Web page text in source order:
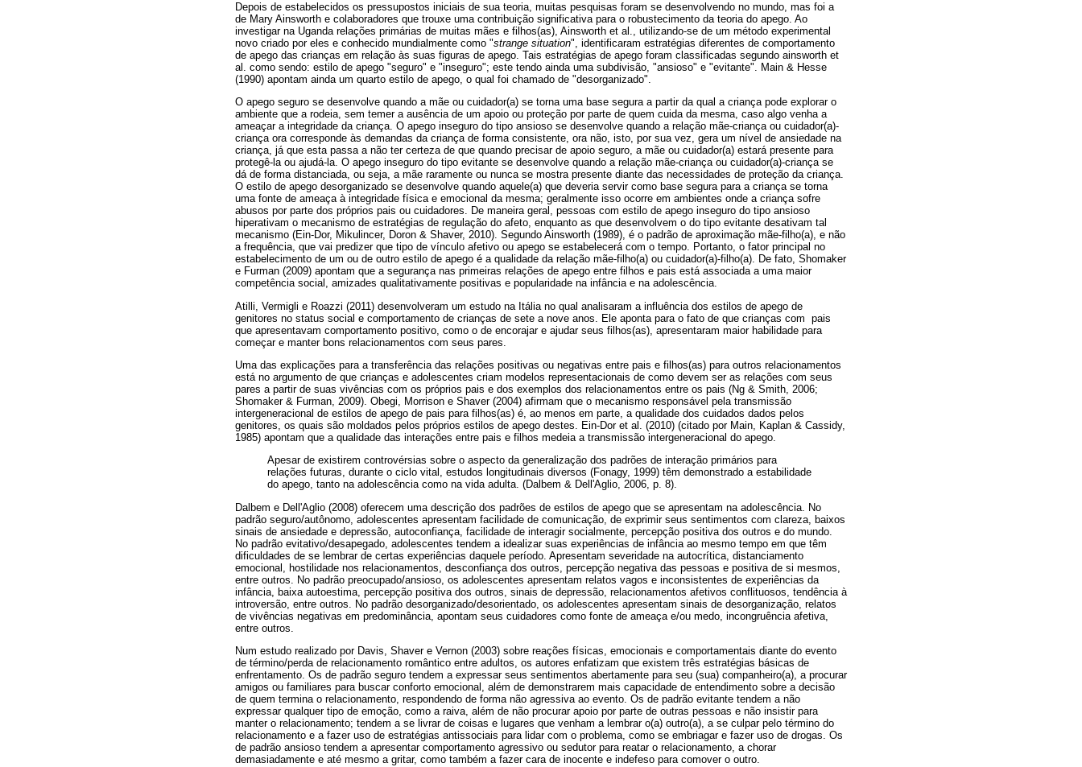
Depois de estabelecidos os pressupostos iniciais de sua teoria, muitas pesquisas foram se desenvolvendo no mundo, mas foi a
de Mary Ainsworth e colaboradores que trouxe uma contribuição significativa para o robustecimento da teoria do apego. Ao
investigar na Uganda relações primárias de muitas mães e filhos(as), Ainsworth et al., utilizando-se de um método experimental
novo criado por eles e conhecido mundialmente como "strange situation", identificaram estratégias diferentes de comportamento
de apego das crianças em relação às suas figuras de apego. Tais estratégias de apego foram classificadas segundo ainsworth et
al. como sendo: estilo de apego "seguro" e "inseguro"; este tendo ainda uma subdivisão, "ansioso" e "evitante". Main & Hesse
(1990) apontam ainda um quarto estilo de apego, o qual foi chamado de "desorganizado".
O apego seguro se desenvolve quando a mãe ou cuidador(a) se torna uma base segura a partir da qual a criança pode explorar o
ambiente que a rodeia, sem temer a ausência de um apoio ou proteção por parte de quem cuida da mesma, caso algo venha a
ameaçar a integridade da criança. O apego inseguro do tipo ansioso se desenvolve quando a relação mãe-criança ou cuidador(a)-
criança ora corresponde às demandas da criança de forma consistente, ora não, isto, por sua vez, gera um nível de ansiedade na
criança, já que esta passa a não ter certeza de que quando precisar de apoio seguro, a mãe ou cuidador(a) estará presente para
protegê-la ou ajudá-la. O apego inseguro do tipo evitante se desenvolve quando a relação mãe-criança ou cuidador(a)-criança se
dá de forma distanciada, ou seja, a mãe raramente ou nunca se mostra presente diante das necessidades de proteção da criança.
O estilo de apego desorganizado se desenvolve quando aquele(a) que deveria servir como base segura para a criança se torna
uma fonte de ameaça à integridade física e emocional da mesma; geralmente isso ocorre em ambientes onde a criança sofre
abusos por parte dos próprios pais ou cuidadores. De maneira geral, pessoas com estilo de apego inseguro do tipo ansioso
hiperativam o mecanismo de estratégias de regulação do afeto, enquanto as que desenvolvem o do tipo evitante desativam tal
mecanismo (Ein-Dor, Mikulincer, Doron & Shaver, 2010). Segundo Ainsworth (1989), é o padrão de aproximação mãe-filho(a), e não
a frequência, que vai predizer que tipo de vínculo afetivo ou apego se estabelecerá com o tempo. Portanto, o fator principal no
estabelecimento de um ou de outro estilo de apego é a qualidade da relação mãe-filho(a) ou cuidador(a)-filho(a). De fato, Shomaker
e Furman (2009) apontam que a segurança nas primeiras relações de apego entre filhos e pais está associada a uma maior
competência social, amizades qualitativamente positivas e popularidade na infância e na adolescência.
Atilli, Vermigli e Roazzi (2011) desenvolveram um estudo na Itália no qual analisaram a influência dos estilos de apego de
genitores no status social e comportamento de crianças de sete a nove anos. Ele aponta para o fato de que crianças com pais
que apresentavam comportamento positivo, como o de encorajar e ajudar seus filhos(as), apresentaram maior habilidade para
começar e manter bons relacionamentos com seus pares.
Uma das explicações para a transferência das relações positivas ou negativas entre pais e filhos(as) para outros relacionamentos
está no argumento de que crianças e adolescentes criam modelos representacionais de como devem ser as relações com seus
pares a partir de suas vivências com os próprios pais e dos exemplos dos relacionamentos entre os pais (Ng & Smith, 2006;
Shomaker & Furman, 2009). Obegi, Morrison e Shaver (2004) afirmam que o mecanismo responsável pela transmissão
intergeneracional de estilos de apego de pais para filhos(as) é, ao menos em parte, a qualidade dos cuidados dados pelos
genitores, os quais são moldados pelos próprios estilos de apego destes. Ein-Dor et al. (2010) (citado por Main, Kaplan & Cassidy,
1985) apontam que a qualidade das interações entre pais e filhos medeia a transmissão intergeneracional do apego.
Apesar de existirem controvérsias sobre o aspecto da generalização dos padrões de interação primários para
relações futuras, durante o ciclo vital, estudos longitudinais diversos (Fonagy, 1999) têm demonstrado a estabilidade
do apego, tanto na adolescência como na vida adulta. (Dalbem & Dell'Aglio, 2006, p. 8).
Dalbem e Dell'Aglio (2008) oferecem uma descrição dos padrões de estilos de apego que se apresentam na adolescência. No
padrão seguro/autônomo, adolescentes apresentam facilidade de comunicação, de exprimir seus sentimentos com clareza, baixos
sinais de ansiedade e depressão, autoconfiança, facilidade de interagir socialmente, percepção positiva dos outros e do mundo.
No padrão evitativo/desapegado, adolescentes tendem a idealizar suas experiências de infância ao mesmo tempo em que têm
dificuldades de se lembrar de certas experiências daquele período. Apresentam severidade na autocrítica, distanciamento
emocional, hostilidade nos relacionamentos, desconfiança dos outros, percepção negativa das pessoas e positiva de si mesmos,
entre outros. No padrão preocupado/ansioso, os adolescentes apresentam relatos vagos e inconsistentes de experiências da
infância, baixa autoestima, percepção positiva dos outros, sinais de depressão, relacionamentos afetivos conflituosos, tendência à
introversão, entre outros. No padrão desorganizado/desorientado, os adolescentes apresentam sinais de desorganização, relatos
de vivências negativas em predominância, apontam seus cuidadores como fonte de ameaça e/ou medo, incongruência afetiva,
entre outros.
Num estudo realizado por Davis, Shaver e Vernon (2003) sobre reações físicas, emocionais e comportamentais diante do evento
de término/perda de relacionamento romântico entre adultos, os autores enfatizam que existem três estratégias básicas de
enfrentamento. Os de padrão seguro tendem a expressar seus sentimentos abertamente para seu (sua) companheiro(a), a procurar
amigos ou familiares para buscar conforto emocional, além de demonstrarem mais capacidade de entendimento sobre a decisão
de quem termina o relacionamento, respondendo de forma não agressiva ao evento. Os de padrão evitante tendem a não
expressar qualquer tipo de emoção, como a raiva, além de não procurar apoio por parte de outras pessoas e não insistir para
manter o relacionamento; tendem a se livrar de coisas e lugares que venham a lembrar o(a) outro(a), a se culpar pelo término do
relacionamento e a fazer uso de estratégias antissociais para lidar com o problema, como se embriagar e fazer uso de drogas. Os
de padrão ansioso tendem a apresentar comportamento agressivo ou sedutor para reatar o relacionamento, a chorar
demasiadamente e até mesmo a gritar, como também a fazer cara de inocente e indefeso para comover o outro.